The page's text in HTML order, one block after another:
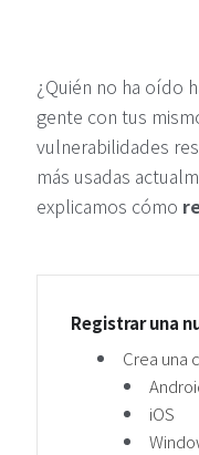
¿Quién no ha oído
gente con tus
vulnerabilidades
más usadas
explicamos cómo
Registrar una
Crea una
iOS